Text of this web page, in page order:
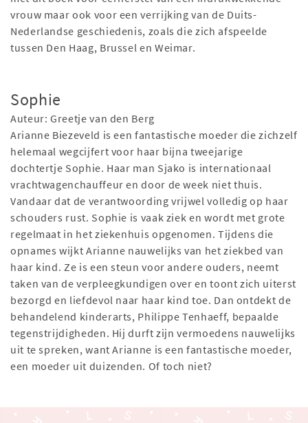
vrouw maar ook voor een verrijking van de Duits-
Nederlandse geschiedenis, zoals die zich afspeelde
tussen Den Haag, Brussel en Weimar.
Sophie
Auteur: Greetje van den Berg
Arianne Biezeveld is een fantastische moeder die zichzelf
helemaal wegcijfert voor haar bijna tweejarige
dochtertje Sophie. Haar man Sjako is internationaal
vrachtwagenchauffeur en door de week niet thuis.
Vandaar dat de verantwoording vrijwel volledig op haar
schouders rust. Sophie is vaak ziek en wordt met grote
regelmaat in het ziekenhuis opgenomen. Tijdens die
opnames wijkt Arianne nauwelijks van het ziekbed van
haar kind. Ze is een steun voor andere ouders, neemt
taken van de verpleegkundigen over en toont zich uiterst
bezorgd en liefdevol naar haar kind toe. Dan ontdekt de
behandelend kinderarts, Philippe Tenhaeff, bepaalde
tegenstrijdigheden. Hij durft zijn vermoedens nauwelijks
uit te spreken, want Arianne is een fantastische moeder,
een moeder uit duizenden. Of toch niet?